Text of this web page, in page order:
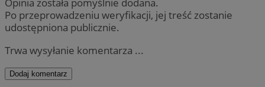
Opinia została pomyślnie dodana.
Po przeprowadzeniu weryfikacji, jej treść zostanie
udostępniona publicznie.
Trwa wysyłanie komentarza ...
Dodaj komentarz